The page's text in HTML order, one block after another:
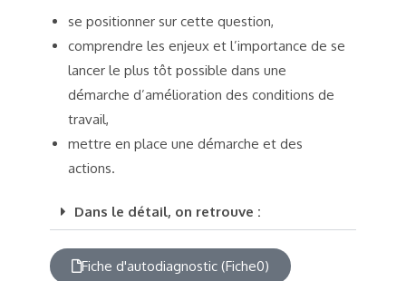
se positionner sur cette question,
comprendre les enjeux et l’importance de se
lancer le plus tôt possible dans une
démarche d’amélioration des conditions de
travail,
mettre en place une démarche et des
actions.
Dans le détail, on retrouve :
Fiche d'autodiagnostic (Fiche0)